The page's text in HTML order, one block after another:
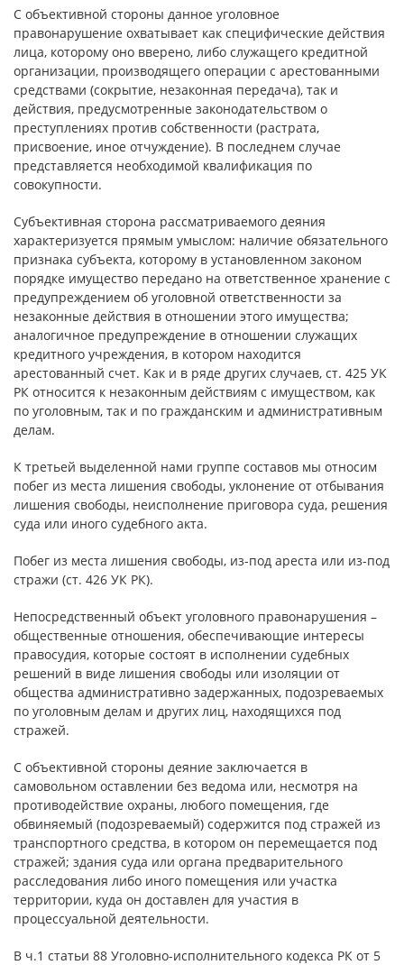
С объективной стороны данное уголовное
правонарушение охватывает как специфические действия
лица, которому оно вверено, либо служащего кредитной
организации, производящего операции с арестованными
средствами (сокрытие, незаконная передача), так и
действия, предусмотренные законодательством о
преступлениях против собственности (растрата,
присвоение, иное отчуждение). В последнем случае
представляется необходимой квалификация по
совокупности.
Субъективная сторона рассматриваемого деяния
характеризуется прямым умыслом: наличие обязательного
признака субъекта, которому в установленном законом
порядке имущество передано на ответственное хранение с
предупреждением об уголовной ответственности за
незаконные действия в отношении этого имущества;
аналогичное предупреждение в отношении служащих
кредитного учреждения, в котором находится
арестованный счет. Как и в ряде других случаев, ст. 425 УК
РК относится к незаконным действиям с имуществом, как
по уголовным, так и по гражданским и административным
делам.
К третьей выделенной нами группе составов мы относим
побег из места лишения свободы, уклонение от отбывания
лишения свободы, неисполнение приговора суда, решения
суда или иного судебного акта.
Побег из места лишения свободы, из-под ареста или из-под
стражи (ст. 426 УК РК).
Непосредственный объект уголовного правонарушения –
общественные отношения, обеспечивающие интересы
правосудия, которые состоят в исполнении судебных
решений в виде лишения свободы или изоляции от
общества административно задержанных, подозреваемых
по уголовным делам и других лиц, находящихся под
стражей.
С объективной стороны деяние заключается в
самовольном оставлении без ведома или, несмотря на
противодействие охраны, любого помещения, где
обвиняемый (подозреваемый) содержится под стражей из
транспортного средства, в котором он перемещается под
стражей; здания суда или органа предварительного
расследования либо иного помещения или участка
территории, куда он доставлен для участия в
процессуальной деятельности.
В ч.1 статьи 88 Уголовно-исполнительного кодекса РК от 5